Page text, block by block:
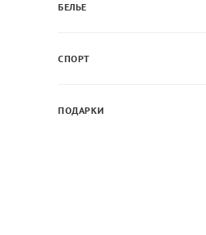
БЕЛЬЕ
СПОРТ
ПОДАРКИ